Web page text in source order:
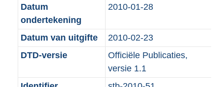
i
n
f
o
r
e
n
f
o
b
i
e
i
n
f
K
b
t
e
i
n
K
b
s
r
o
t
d
g
r
o
Datum
ondertekening
2010-01-28
Datum van uitgifte
2010-02-23
DTD-versie
Officiële Publicaties,
versie 1.1